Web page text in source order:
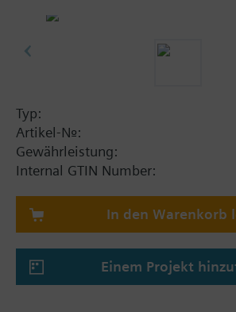
Typ:
Artikel-Nr.:
Gewährleistung:
Internal GTIN Number:
In den Warenkorb
Einem Projekt